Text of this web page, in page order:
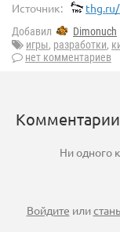
Источник:
Добавил Dimonuch
игры, разработки,
нет комментариев
Комментарии
Ни одного
Войдите или